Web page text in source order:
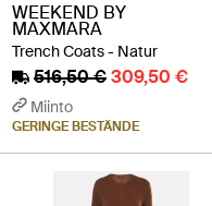
WEEKEND BY
MAXMARA
Trench Coats - Natur
516,50 €309,50 €
Miinto
GERINGE BESTÄNDE